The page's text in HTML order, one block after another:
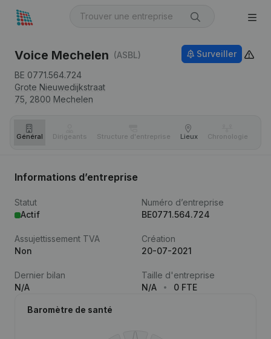
Voice Mechelen (ASBL)
BE 0771.564.724
Grote Nieuwedijkstraat
75, 2800 Mechelen
Surveiller
Général Dirigeants Structure d'entreprise Lieux Chronologie
Informations d’entreprise
Statut
Actif
Numéro d’entreprise
BE0771.564.724
Assujettissement TVA
Non
Création
20-07-2021
Dernier bilan
N/A
Taille d'entreprise
N/A
0 FTE
Baromètre de santé